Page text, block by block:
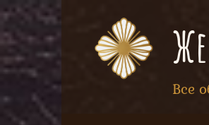
Перейти
к
контенту
Все